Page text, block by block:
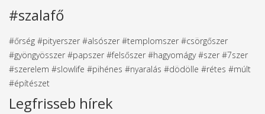
#szalafő
#őrség #pityerszer #alsószer #templomszer #csörgőszer
#gyöngyösszer #papszer #felsőszer #hagyomágy #szer #7szer
#szerelem #slowlife #pihénes #nyaralás #dödölle #rétes #múlt
#építészet
Legfrisseb hírek